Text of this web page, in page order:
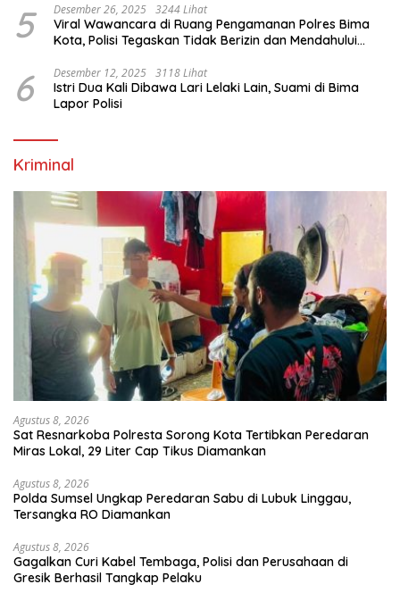
5 Desember 26, 2025 3244 Lihat
Viral Wawancara di Ruang Pengamanan Polres Bima
Kota, Polisi Tegaskan Tidak Berizin dan Mendahului
6 Desember 12, 2025 3118 Lihat
Istri Dua Kali Dibawa Lari Lelaki Lain, Suami di Bima
Lapor Polisi
Kriminal
Agustus 8, 2026
Sat Resnarkoba Polresta Sorong Kota Tertibkan Peredaran
Miras Lokal, 29 Liter Cap Tikus Diamankan
Agustus 8, 2026
Polda Sumsel Ungkap Peredaran Sabu di Lubuk Linggau,
Tersangka RO Diamankan
Agustus 8, 2026
Gagalkan Curi Kabel Tembaga, Polisi dan Perusahaan di
Gresik Berhasil Tangkap Pelaku